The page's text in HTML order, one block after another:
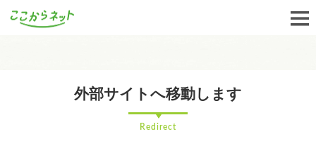
外部サイトへ移動します
Redirect